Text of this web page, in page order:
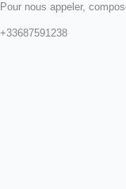
Pour nous appeler,
+33687591238